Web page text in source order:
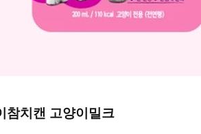
참치캔 고양이밀크